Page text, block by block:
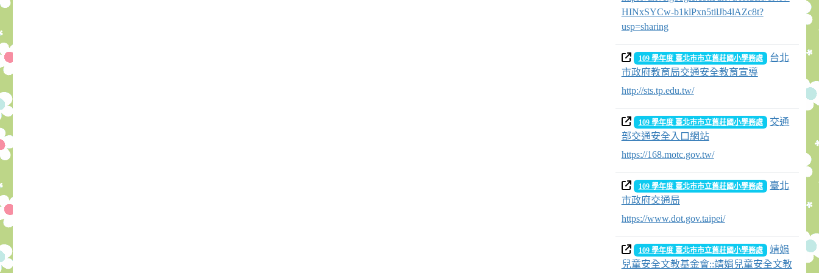
HINxSYCw-b1klPxn5tilJb4lAZc8t?
usp=sharing
109 學年度 臺北市市立舊莊國小學務處
台北
市政府教育局交通安全教育宣導
http://sts.tp.edu.tw/
109 學年度 臺北市市立舊莊國小學務處
交通
部交通安全入口網站
https://168.motc.gov.tw/
109 學年度 臺北市市立舊莊國小學務處
臺北
市政府交通局
https://www.dot.gov.taipei/
109 學年度 臺北市市立舊莊國小學務處
靖娟
兒童安全文教基金會::靖娟兒童安全文教